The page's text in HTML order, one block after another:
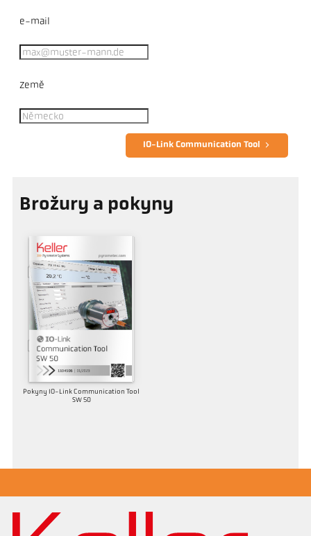
e-mail
Země
IO-Link Communication Tool
Brožury a pokyny
Pokyny IO-Link Communication Tool
SW 50